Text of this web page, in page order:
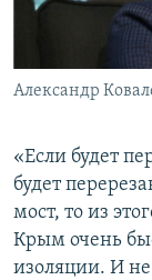
Александр
«Если будет
будет
мост, то из
Крым очень
изоляции. И